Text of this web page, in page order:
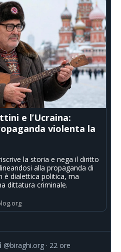
e l’Ucraina:
violenta la
la storia e nega il diritto
alla propaganda di
è dialettica politica, ma
dittatura criminale.
@biraghi.org 22 ore